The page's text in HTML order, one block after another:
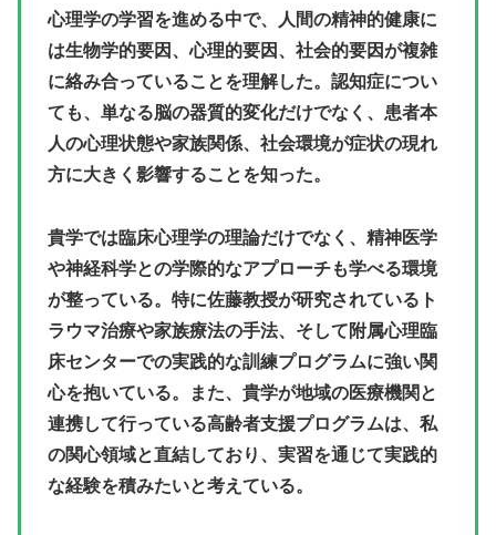
心理学の学習を進める中で、人間の精神的健康に
は生物学的要因、心理的要因、社会的要因が複雑
に絡み合っていることを理解した。認知症につい
ても、単なる脳の器質的変化だけでなく、患者本
人の心理状態や家族関係、社会環境が症状の現れ
方に大きく影響することを知った。
貴学では臨床心理学の理論だけでなく、精神医学
や神経科学との学際的なアプローチも学べる環境
が整っている。特に佐藤教授が研究されているト
ラウマ治療や家族療法の手法、そして附属心理臨
床センターでの実践的な訓練プログラムに強い関
心を抱いている。また、貴学が地域の医療機関と
連携して行っている高齢者支援プログラムは、私
の関心領域と直結しており、実習を通じて実践的
な経験を積みたいと考えている。